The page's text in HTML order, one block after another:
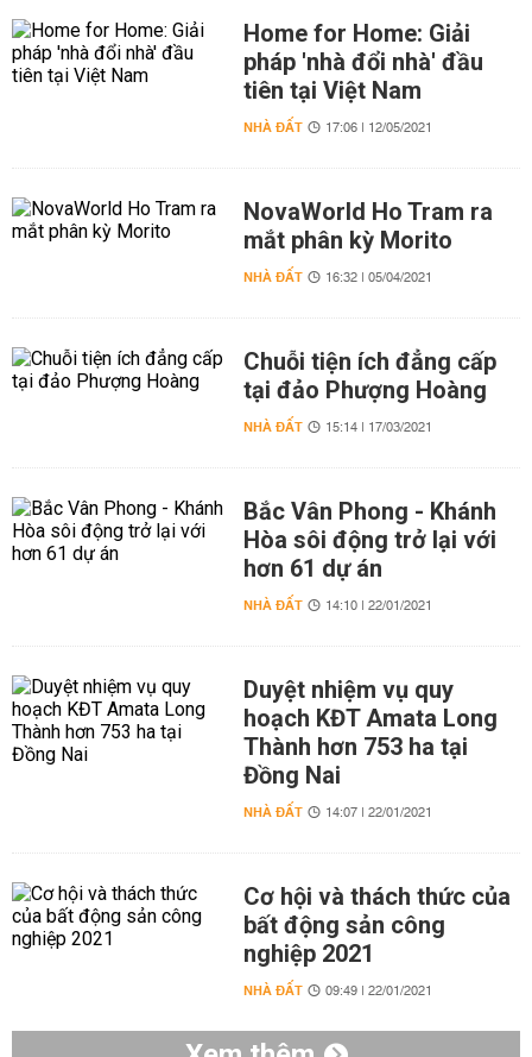
Home for Home: Giải
pháp 'nhà đổi nhà' đầu
tiên tại Việt Nam
NHÀ ĐẤT 17:06 | 12/05/2021
NovaWorld Ho Tram ra
mắt phân kỳ Morito
NHÀ ĐẤT 16:32 | 05/04/2021
Chuỗi tiện ích đẳng cấp
tại đảo Phượng Hoàng
NHÀ ĐẤT 15:14 | 17/03/2021
Bắc Vân Phong - Khánh
Hòa sôi động trở lại với
hơn 61 dự án
NHÀ ĐẤT 14:10 | 22/01/2021
Duyệt nhiệm vụ quy
hoạch KĐT Amata Long
Thành hơn 753 ha tại
Đồng Nai
NHÀ ĐẤT 14:07 | 22/01/2021
Cơ hội và thách thức của
bất động sản công
nghiệp 2021
NHÀ ĐẤT 09:49 | 22/01/2021